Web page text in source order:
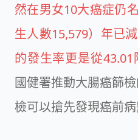
然在男女10大癌症仍
生人數15,579）年已
的發生率更是從43.01
國健署推動大腸癌篩
檢可以搶先發現癌前